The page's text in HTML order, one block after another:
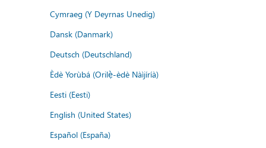
Cymraeg (Y Deyrnas Unedig)
Dansk (Danmark)
Deutsch (Deutschland)
Èdè Yorùbá (Orilẹ̀-èdè Nàìjíríà)
Eesti (Eesti)
English (United States)
Español (España)